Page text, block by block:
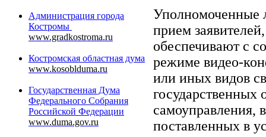
Администрация города
Костромы
www.gradkostroma.ru
Костромская областная дума
www.kosoblduma.ru
Государственная Дума
Федерального Собрания
Российской Федерации
www.duma.gov.ru
Уполномоченные
прием
обеспечивают с
режиме видео-
или иных видов
государственных
самоуправления,
поставленных в